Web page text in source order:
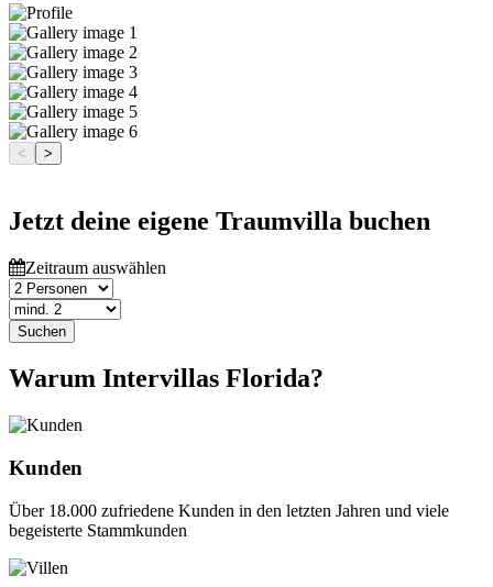
< >
Jetzt deine eigene Traumvilla buchen
Zeitraum auswählen
Suchen
Warum Intervillas Florida?
Kunden
Über 18.000 zufriedene Kunden in den letzten Jahren und viele
begeisterte Stammkunden